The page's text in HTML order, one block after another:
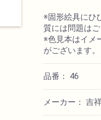
※固形絵具にひ
質には問題はご
※色見本はイメ
がございます。
品番： 46
メーカー： 吉